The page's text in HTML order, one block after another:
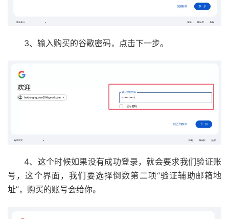
3、输入购买的谷歌密码，点击下一步。
4、这个时候如果没有成功登录，就会要求我们验证账
号，这个界面，我们要选择倒数第二项“验证辅助邮箱地
址”，购买的账号会给你。